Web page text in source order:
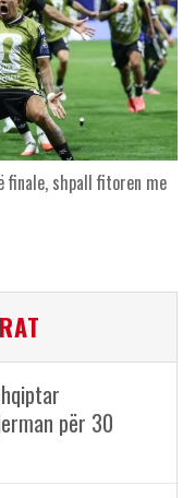
finale, shpall fitoren me
për 30